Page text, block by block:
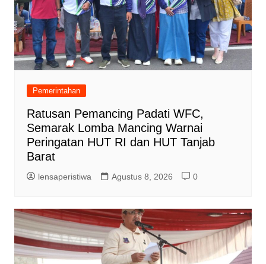
Pemerintahan
Ratusan Pemancing Padati WFC,
Semarak Lomba Mancing Warnai
Peringatan HUT RI dan HUT Tanjab
Barat
lensaperistiwa Agustus 8, 2026 0